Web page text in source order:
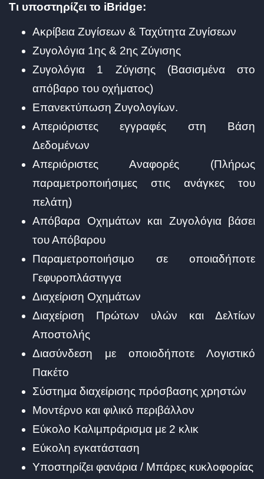
Τι υποστηρίζει το iBridge:
Ακρίβεια Ζυγίσεων & Ταχύτητα Ζυγίσεων
Ζυγολόγια 1ης & 2ης Ζύγισης
Ζυγολόγια 1 Ζύγισης (Βασισμένα στο
απόβαρο του οχήματος)
Επανεκτύπωση Ζυγολογίων.
Απεριόριστες εγγραφές στη Βάση
Δεδομένων
Απεριόριστες Αναφορές (Πλήρως
παραμετροποιήσιμες στις ανάγκες του
πελάτη)
Απόβαρα Οχημάτων και Ζυγολόγια βάσει
του Απόβαρου
Παραμετροποιήσιμο σε οποιαδήποτε
Γεφυροπλάστιγγα
Διαχείριση Οχημάτων
Διαχείριση Πρώτων υλών και Δελτίων
Αποστολής
Διασύνδεση με οποιοδήποτε Λογιστικό
Πακέτο
Σύστημα διαχείρισης πρόσβασης χρηστών
Μοντέρνο και φιλικό περιβάλλον
Εύκολο Καλιμπράρισμα με 2 κλικ
Εύκολη εγκατάσταση
Υποστηρίζει φανάρια / Μπάρες κυκλοφορίας